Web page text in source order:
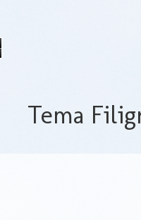
Tema